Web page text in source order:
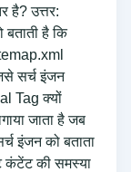
है? उत्तर:
है कि
सर्च इंजन
Tag क्यों
जाता है जब
इंजन को बताता
कंटेंट की समस्या